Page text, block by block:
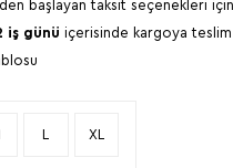
başlayan taksit seçenekleri için
iş günü içerisinde kargoya
L XL